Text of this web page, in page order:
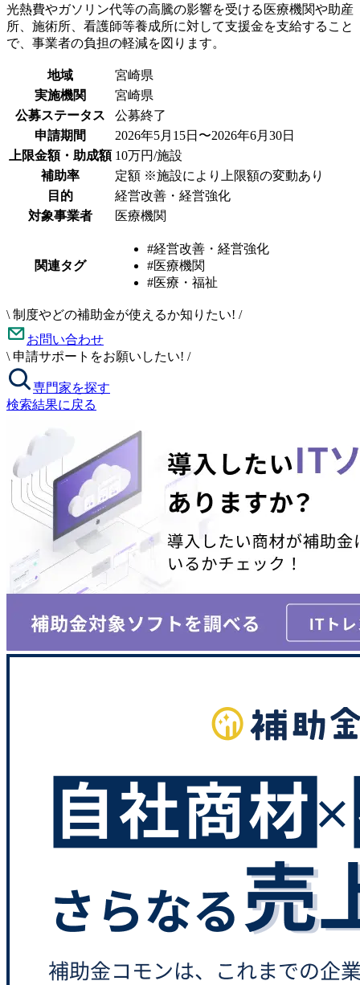
光熱費やガソリン代等の高騰の影響を受ける医療機関や助産
所、施術所、看護師等養成所に対して支援金を支給すること
で、事業者の負担の軽減を図ります。
地域
宮崎県
実施機関
宮崎県
公募ステータス
公募終了
申請期間
2026年5月15日〜2026年6月30日
上限金額・助成額 10万円/施設
補助率
定額 ※施設により上限額の変動あり
目的
経営改善・経営強化
対象事業者
医療機関
関連タグ
#経営改善・経営強化
#医療機関
#医療・福祉
\ 制度やどの補助金が使えるか知りたい! /
お問い合わせ
\ 申請サポートをお願いしたい! /
専門家を探す
検索結果に戻る